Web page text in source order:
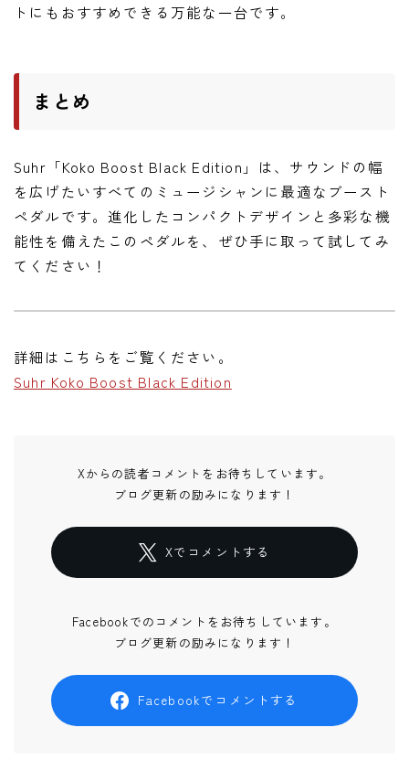
トにもおすすめできる万能な一台です。
まとめ
Suhr「Koko Boost Black Edition」は、サウンドの幅
を広げたいすべてのミュージシャンに最適なブースト
ペダルです。進化したコンパクトデザインと多彩な機
能性を備えたこのペダルを、ぜひ手に取って試してみ
てください！
詳細はこちらをご覧ください。
Suhr Koko Boost Black Edition
Xからの読者コメントをお待ちしています。
ブログ更新の励みになります！
Xでコメントする
Facebookでのコメントをお待ちしています。
ブログ更新の励みになります！
Facebookでコメントする